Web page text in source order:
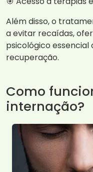
Além disso, o
a evitar recaídas,
psicológico
recuperação.
Como
internação?